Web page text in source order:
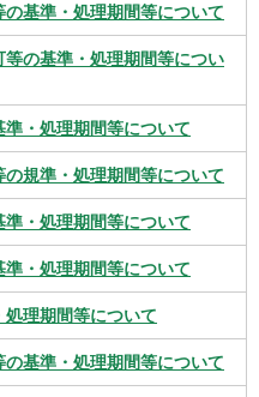
基準・処理期間等について
の基準・処理期間等につい
・処理期間等について
規準・処理期間等について
・処理期間等について
・処理期間等について
理期間等について
基準・処理期間等について